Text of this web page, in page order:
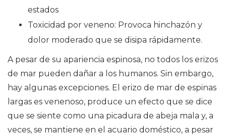
estados
Toxicidad por veneno: Provoca hinchazón y
dolor moderado que se disipa rápidamente.
A pesar de su apariencia espinosa, no todos los erizos
de mar pueden dañar a los humanos. Sin embargo,
hay algunas excepciones. El erizo de mar de espinas
largas es venenoso, produce un efecto que se dice
que se siente como una picadura de abeja mala y, a
veces, se mantiene en el acuario doméstico, a pesar